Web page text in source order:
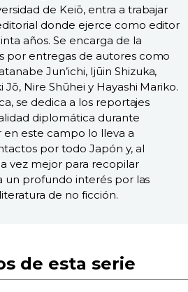
de Keiō, entra a trabajar
donde ejerce como editor
años. Se encarga de la
por entregas de autores como
Jun’ichi, Ijūin Shizuka,
Jō, Nire Shūhei y Hayashi Mariko.
se dedica a los reportajes
diplomática durante
en este campo lo lleva a
por todo Japón y, al
vez mejor para recopilar
un profundo interés por las
de no ficción.
de esta serie